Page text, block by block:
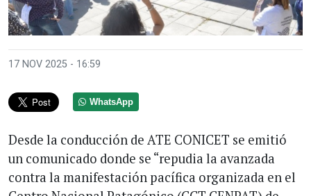
17 NOV 2025 - 16:59
WhatsApp
Desde la conducción de ATE CONICET se emitió
un comunicado donde se “repudia la avanzada
contra la manifestación pacífica organizada en el